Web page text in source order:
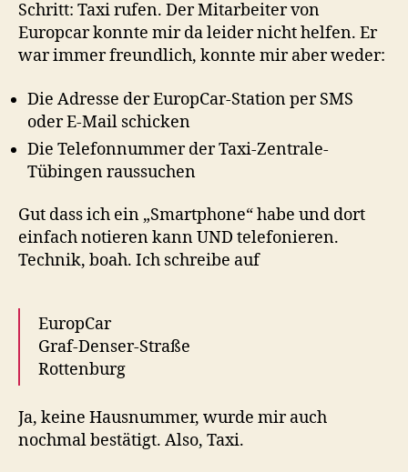
Schritt: Taxi rufen. Der Mitarbeiter von
Europcar konnte mir da leider nicht helfen. Er
war immer freundlich, konnte mir aber weder:
Die Adresse der EuropCar-Station per SMS
oder E-Mail schicken
Die Telefonnummer der Taxi-Zentrale-
Tübingen raussuchen
Gut dass ich ein „Smartphone“ habe und dort
einfach notieren kann UND telefonieren.
Technik, boah. Ich schreibe auf
EuropCar
Graf-Denser-Straße
Rottenburg
Ja, keine Hausnummer, wurde mir auch
nochmal bestätigt. Also, Taxi.